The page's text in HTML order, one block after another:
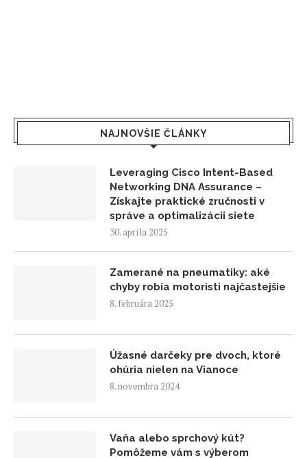
NAJNOVŠIE ČLÁNKY
Leveraging Cisco Intent-Based
Networking DNA Assurance –
Získajte praktické zručnosti v
správe a optimalizácii siete
30. apríla 2025
Zamerané na pneumatiky: aké
chyby robia motoristi najčastejšie
8. februára 2025
Úžasné darčeky pre dvoch, ktoré
ohúria nielen na Vianoce
8. novembra 2024
Vaňa alebo sprchový kút?
Pomôžeme vám s výberom